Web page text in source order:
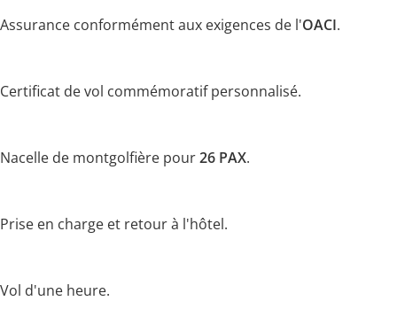
Assurance conformément aux exigences de l'OACI.
Certificat de vol commémoratif personnalisé.
Nacelle de montgolfière pour26 PAX.
Prise en charge et retour à l'hôtel.
Vol d'une heure.